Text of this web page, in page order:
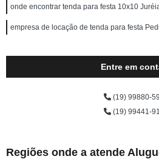
onde encontrar tenda para festa 10x10
empresa de locação de tenda para festa
Entre em
(19) 99880-
(19) 99441-
Regiões onde a atende